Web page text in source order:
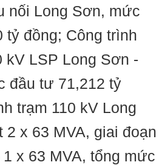
nối Long Sơn, mức
tỷ đồng; Công trình
kV LSP Long Sơn -
đầu tư 71,212 tỷ
trạm 110 kV Long
2 x 63 MVA, giai đoạn
x 63 MVA, tổng mức